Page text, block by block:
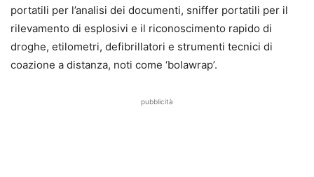
portatili per l’analisi dei documenti, sniffer portatili per il
rilevamento di esplosivi e il riconoscimento rapido di
droghe, etilometri, defibrillatori e strumenti tecnici di
coazione a distanza, noti come ‘bolawrap’.
pubblicità